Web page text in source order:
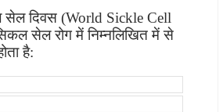
सेल दिवस (World Sickle Cell
सेल रोग में निम्नलिखित में से
है: